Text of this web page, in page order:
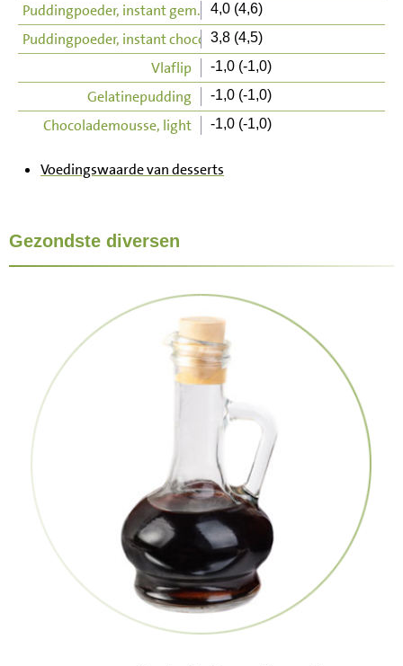
Puddingpoeder, instant gem. 4,0 (4,6)
Puddingpoeder, instant chocolade3,8 (4,5)
Vlaflip -1,0 (-1,0)
Gelatinepudding -1,0 (-1,0)
Chocolademousse, light -1,0 (-1,0)
Voedingswaarde van desserts
Gezondste diversen